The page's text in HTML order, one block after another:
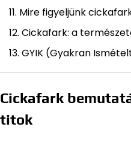
Mire figyeljünk
Cickafark: a
GYIK (Gyakran
Cickafark
titok